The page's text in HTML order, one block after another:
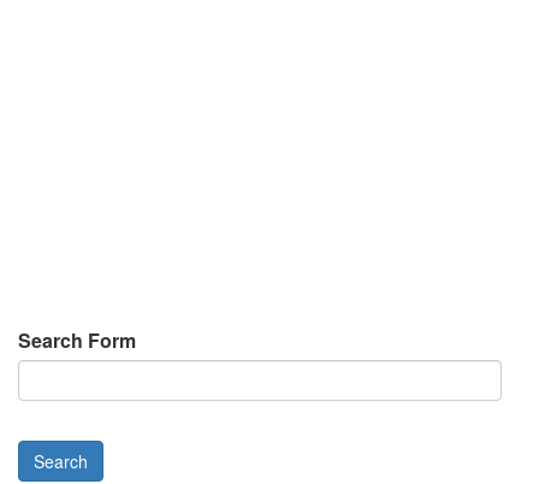
Search Form
Search